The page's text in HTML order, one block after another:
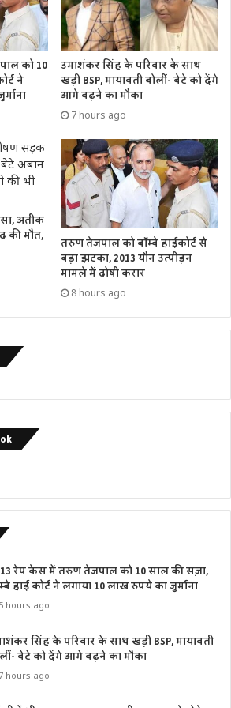
को 10
ने
उमाशंकर सिंह के परिवार के साथ
खड़ी BSP, मायावती बोलीं- बेटे को देंगे
आगे बढ़ने का मौका
7 hours ago
अतीक
की मौत, तरुण तेजपाल को बॉम्बे हाईकोर्ट से
बड़ा झटका, 2013 यौन उत्पीड़न
मामले में दोषी करार
8 hours ago
रेप केस में तरुण तेजपाल को 10 साल की सज़ा,
हाई कोर्ट ने लगाया 10 लाख रुपये का जुर्माना
5 hours ago
सिंह के परिवार के साथ खड़ी BSP, मायावती
बेटे को देंगे आगे बढ़ने का मौका
hours ago